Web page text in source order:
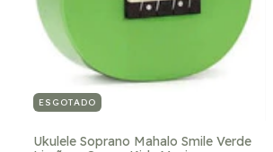
ESGOTADO
Ukulele Soprano Mahalo Smile Verde